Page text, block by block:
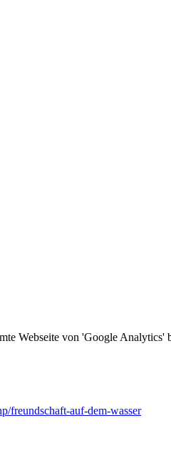
Webseite von 'Google
freundschaft-auf-dem-wasser